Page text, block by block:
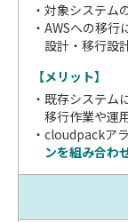
対象システム
AWSへの移行
設計・移行設
【メリット】
既存システム
移行作業や運
cloudpackア
ンを組み合わ